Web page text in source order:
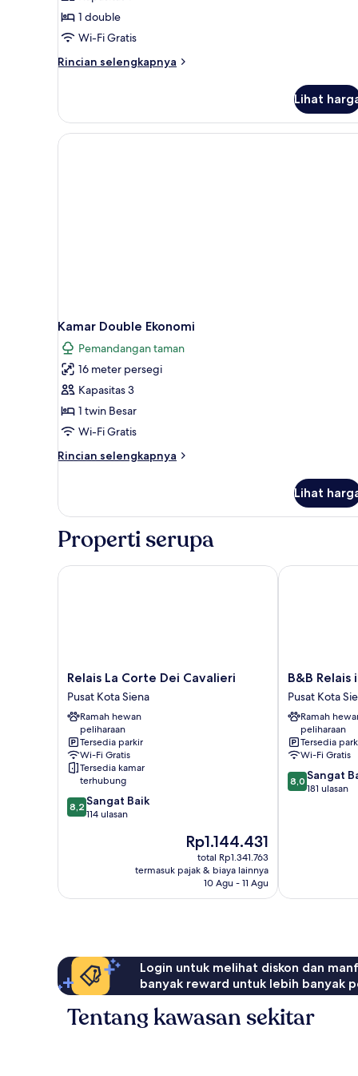
1 double
Wi-Fi Gratis
Rincian selengkapnya
Rincian
Kamar
Single
Lihat
Kamar Double Ekonomi
Pemandangan taman
16 meter persegi
Kapasitas 3
1 twin Besar
Wi-Fi Gratis
Rincian selengkapnya
Rincian
Kamar
Ekonomi
Lihat
Properti serupa
Relais
La
Corte
Dei
Cavalieri
Pusat
Kota
Siena
Relais La Corte Dei Cavalieri
Pusat Kota Siena
Ramah hewan
peliharaan
Tersedia parkir
Wi-Fi Gratis
Tersedia kamar
terhubung
8.2
dari
8,2 Sangat Baik
114 ulasan
Harga
sekarang
Rp1.144.431
Rp1.144.431
total Rp1.341.763
termasuk pajak & biaya lainnya
10 Agu - 11 Agu
Relais La Corte Dei Cavalieri
B&B
Relais
il
Casato
Pusat
Kota
Siena
B&B Relais
Pusat Kota
Ramah
peliharaan
Tersedia
Wi-Fi Gratis
8.0
dari
8,0 Sangat
181 ulasan
B&B Relais il
Login untuk melihat diskon dan
banyak reward untuk lebih banyak
Tentang kawasan sekitar